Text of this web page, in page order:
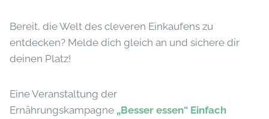
Bereit, die Welt des cleveren Einkaufens zu
entdecken? Melde dich gleich an und sichere dir
deinen Platz!
Eine Veranstaltung der
Ernährungskampagne „Besser essen“ Einfach